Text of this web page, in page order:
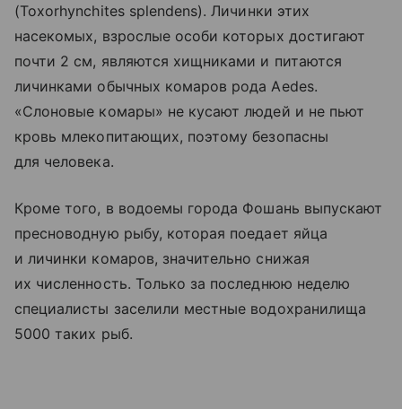
(Toxorhynchites splendens). Личинки этих
насекомых, взрослые особи которых достигают
почти 2 см, являются хищниками и питаются
личинками обычных комаров рода Aedes.
«Слоновые комары» не кусают людей и не пьют
кровь млекопитающих, поэтому безопасны
для человека.
Кроме того, в водоемы города Фошань выпускают
пресноводную рыбу, которая поедает яйца
и личинки комаров, значительно снижая
их численность. Только за последнюю неделю
специалисты заселили местные водохранилища
5000 таких рыб.